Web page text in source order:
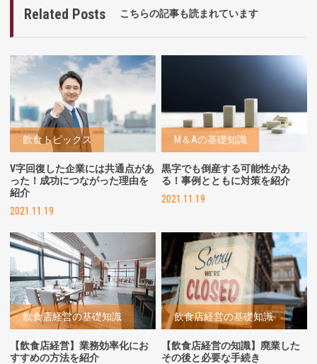
Related Posts こちらの記事も読まれています
飲食トピックス
V字回復した企業には共通点があ
った！成功につながった理由を
紹介
2021.11.19
M＆Aの基礎知識
黒字でも倒産する可能性があ
る！事例とともに対策を紹介
2021.11.19
飲食店経営の基礎知識
【飲食店経営】業務効率化にお
すすめの方法を紹介
飲食店経営の基礎知識
【飲食店経営の知識】廃業した
その後と必要な手続き